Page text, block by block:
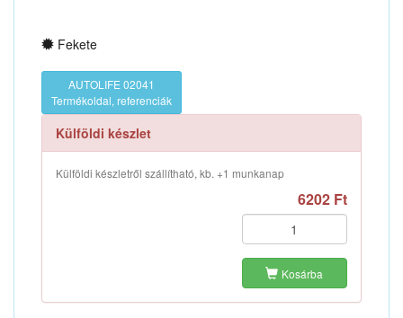
Fekete
AUTOLIFE 02041
Termékoldal, referenciák
Külföldi készlet
Külföldi készletről szállítható, kb. +1 munkanap
6202 Ft
Kosárba